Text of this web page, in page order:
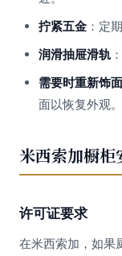
拧紧五金 ：定
润滑抽屉滑轨
需要时重新饰面
面以恢复外观。
米西索加橱柜
许可证要求
在米西索加，如果